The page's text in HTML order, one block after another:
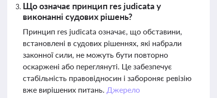
Що означає принцип res judicata у
виконанні судових рішень?
Принцип res judicata означає, що обставини,
встановлені в судових рішеннях, які набрали
законної сили, не можуть бути повторно
оскаржені або переглянуті. Це забезпечує
стабільність правовідносин і забороняє ревізію
вже вирішених питань. Джерело